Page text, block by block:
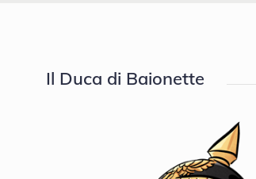
Il Duca di Baionette